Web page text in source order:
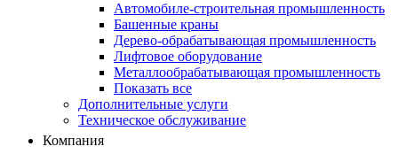
Автомобиле-строительная промышленность
Башенные краны
Дерево-обрабатывающая промышленность
Лифтовое оборудование
Металлообрабатывающая промышленность
Показать все
Дополнительные услуги
Техническое обслуживание
Компания